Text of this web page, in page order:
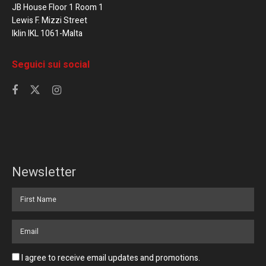
JB House Floor 1 Room 1
Lewis F. Mizzi Street
Iklin IKL 1061-Malta
Seguici sui social
Newsletter
I agree to receive email updates and promotions.